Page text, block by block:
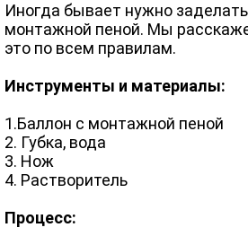
Иногда бывает нужно
монтажной пеной. Мы
это по всем правилам.
Инструменты и материалы:
1.Баллон с монтажной пеной
2. Губка, вода
3. Нож
4. Растворитель
Процесс: